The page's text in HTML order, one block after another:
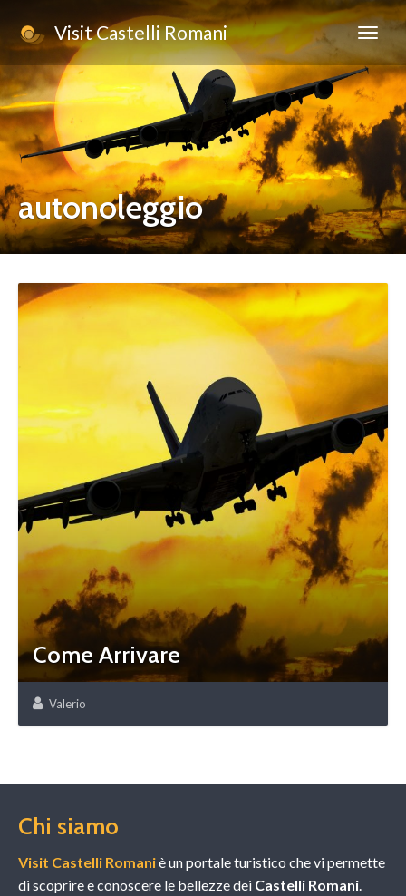
Visit Castelli Romani
autonoleggio
Come Arrivare
Valerio
Chi siamo
Visit Castelli Romaniè un portale turistico che vi permette
di scoprire e conoscere le bellezze dei Castelli Romani.